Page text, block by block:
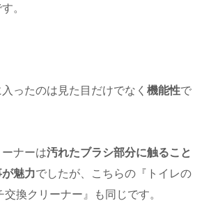
。
ったのは見た目だけでなく 機能性で
ナーは汚れたブラシ部分に触ること
魅力でしたが、こちらの『トイレの
換クリーナー』も同じです。